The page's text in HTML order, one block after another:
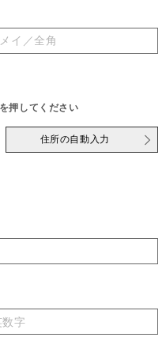
押してください
住所の自動入力